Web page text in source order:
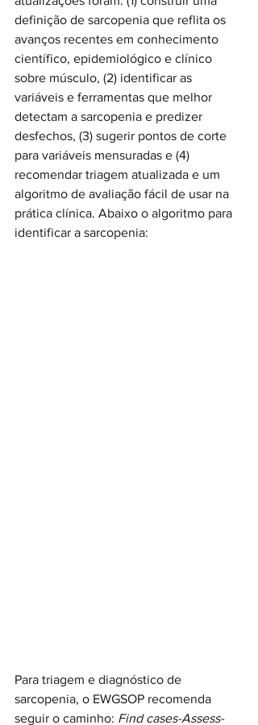
definição de sarcopenia que reflita os
avanços recentes em conhecimento
científico, epidemiológico e clínico
sobre músculo, (2) identificar as
variáveis e ferramentas que melhor
detectam a sarcopenia e predizer
desfechos, (3) sugerir pontos de corte
para variáveis mensuradas e (4)
recomendar triagem atualizada e um
algoritmo de avaliação fácil de usar na
prática clínica. Abaixo o algoritmo para
identificar a sarcopenia:
Para triagem e diagnóstico de
sarcopenia, o EWGSOP recomenda
seguir o caminho: Find cases-Assess-